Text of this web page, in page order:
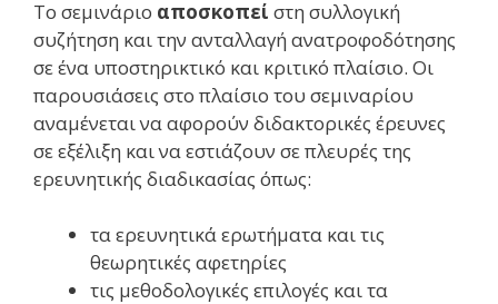
Το σεμινάριο αποσκοπεί στη συλλογική
συζήτηση και την ανταλλαγή ανατροφοδότησης
σε ένα υποστηρικτικό και κριτικό πλαίσιο. Οι
παρουσιάσεις στο πλαίσιο του σεμιναρίου
αναμένεται να αφορούν διδακτορικές έρευνες
σε εξέλιξη και να εστιάζουν σε πλευρές της
ερευνητικής διαδικασίας όπως:
τα ερευνητικά ερωτήματα και τις
θεωρητικές αφετηρίες
τις μεθοδολογικές επιλογές και τα